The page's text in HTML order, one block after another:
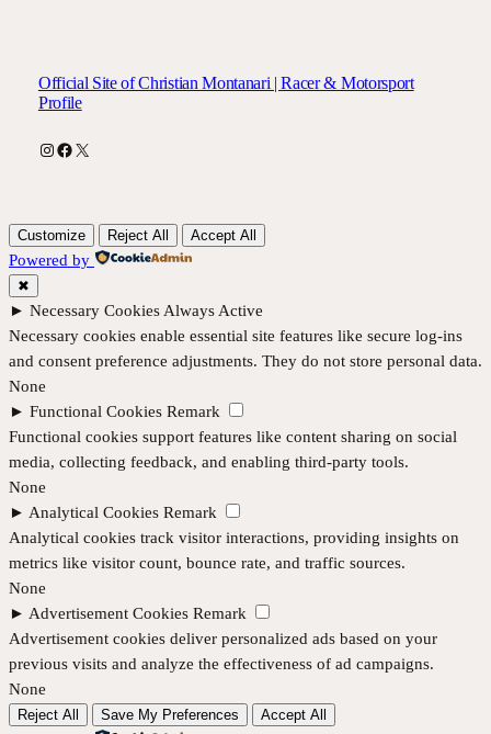
Official Site of Christian Montanari | Racer & Motorsport
Profile
Instagram
Facebook
X
Customize Reject All Accept All
Powered by
✖
► Necessary Cookies Always Active
Necessary cookies enable essential site features like secure log-ins
and consent preference adjustments. They do not store personal data.
None
► Functional Cookies Remark
Functional cookies support features like content sharing on social
media, collecting feedback, and enabling third-party tools.
None
► Analytical Cookies Remark
Analytical cookies track visitor interactions, providing insights on
metrics like visitor count, bounce rate, and traffic sources.
None
► Advertisement Cookies Remark
Advertisement cookies deliver personalized ads based on your
previous visits and analyze the effectiveness of ad campaigns.
None
Reject All Save My Preferences Accept All